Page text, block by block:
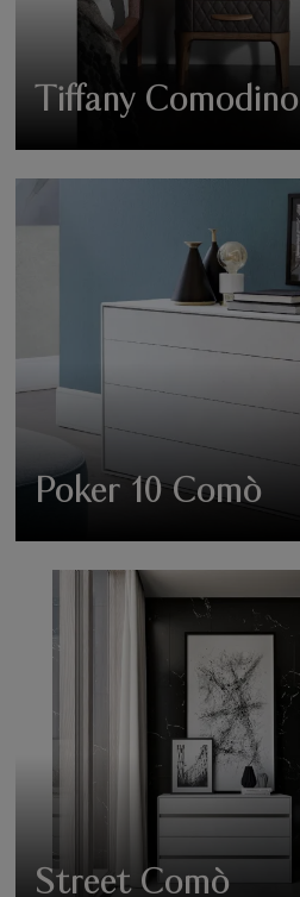
Tiffany Comodino
Poker 10 Comò
Street Comò